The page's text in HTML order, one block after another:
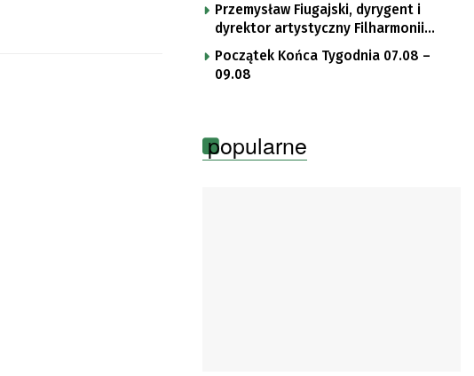
Przemysław Fiugajski, dyrygent i
dyrektor artystyczny Filharmonii
Gorzowskiej
Początek Końca Tygodnia 07.08 –
09.08
popularne